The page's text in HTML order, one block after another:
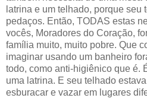
latrina e um telhado, porque
pedaços. Então, TODAS estas
vocês, Moradores do Coração,
família muito, muito pobre. Que
imaginar usando um banheiro
todo, como anti-higiênico que é.
uma latrina. E seu telhado
esburacar e vazar em lugares